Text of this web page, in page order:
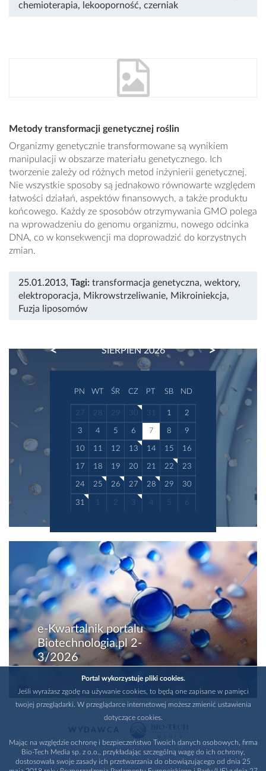
chemioterapia, lekooporność, czerniak
Metody transformacji genetycznej roślin
Organizmy genetycznie transformowane są wynikiem
manipulacji w obszarze materiału genetycznego. Ich
tworzenie zależy od różnych metod inżynierii genetycznej.
Nie wszystkie sposoby są jednakowo równowarte względem
łatwości działań, aspektów finansowych, a także produktu
końcowego. Każdy ze sposobów otrzymywania GMO polega
na wprowadzeniu do genomu organizmu, nowego odcinka
DNA, co w konsekwencji ma doprowadzić do korzystnych
zmian.
25.01.2013, Tagi: transformacja genetyczna, wektory,
elektroporacja, Mikrowstrzeliwanie, Mikroiniekcja,
Fuzja liposomów
SIERPIEŃ 2026
PREVIOUS NEXT
PN WT ŚR CZ PT SB ND
27 28 29 30 31 1 2
3 4 5 6 7 8 9
10 11 12 13 14 15 16
17 18 19 20 21 22 23
24 25 26 27 28 29 30
31 1 2 3 4 5 6
e-Kwartalnik portalu
Biotechnologia.pl 2-
3/2026
Portal wykorzystuje pliki cookies.
Jeśli wyrażasz zgodę na używanie cookies, to będą one zapisane w pamięci
twojej przeglądarki. W przeglądarce internetowej możesz zmienić ustawienia
dotyczące cookies.
Mając na względzie ochronę i bezpieczeństwo Twoich danych osobowych, firma
Bio-Tech Media sp. z o.o., przykładając szczególną wagę do ich ochrony,
dostosowała swoje zasady ich przetwarzania do obowiązującego od dnia 25